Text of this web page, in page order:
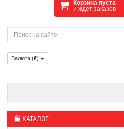
Корзина пуста
и ждет заказов
Валюта (€)
КАТАЛОГ